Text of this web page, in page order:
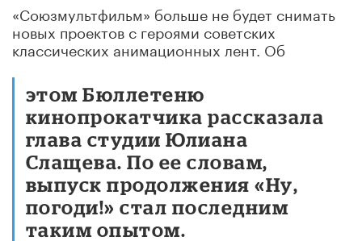
«Союзмультфильм» больше не будет снимать
новых проектов с героями советских
классических анимационных лент. Об
этом Бюллетеню
кинопрокатчика рассказала
глава студии Юлиана
Слащева. По ее словам,
выпуск продолжения «Ну,
погоди!» стал последним
таким опытом.